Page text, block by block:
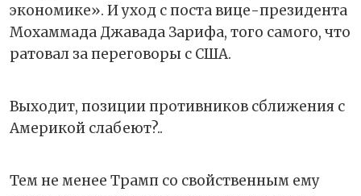
экономике». И уход с поста вице-президента
Мохаммада Джавада Зарифа, того самого, что
ратовал за переговоры с США.
Выходит, позиции противников сближения с
Америкой слабеют?..
Тем не менее Трамп со свойственным ему